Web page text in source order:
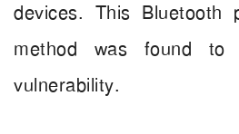
devices. This Bluetooth
method was found to
vulnerability.